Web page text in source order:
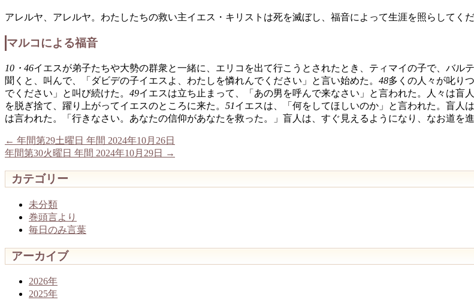
アレルヤ、アレルヤ。わたしたちの救い主イエス・キリストは死を滅ぼし、福音によって生涯を照らしてく
マルコによる福音
10・46イエスが弟子たちや大勢の群衆と一緒に、エリコを出て行こうとされたとき、ティマイの子で、バル
聞くと、叫んで、「ダビデの子イエスよ、わたしを憐れんでください」と言い始めた。 48多くの人々が叱り
でください」と叫び続けた。 49イエスは立ち止まって、「あの男を呼んで来なさい」と言われた。人々は盲
を脱ぎ捨て、躍り上がってイエスのところに来た。 51イエスは、「何をしてほしいのか」と言われた。盲人
は言われた。「行きなさい。あなたの信仰があなたを救った。」盲人は、すぐ見えるようになり、なお道を
← 年間第29土曜日 年間 2024年10月26日
年間第30火曜日 年間 2024年10月29日
→
カテゴリー
未分類
巻頭言より
毎日のみ言葉
アーカイブ
2026年
2025年